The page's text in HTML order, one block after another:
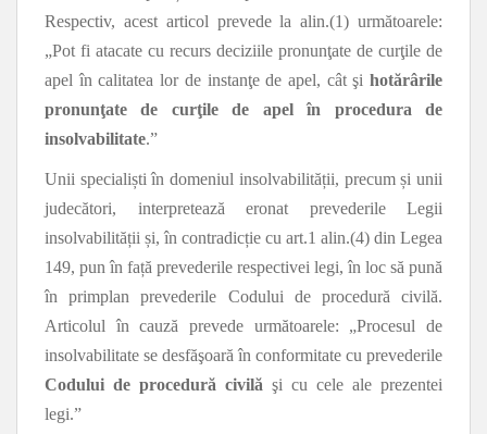
Respectiv, acest articol prevede la alin.(1) următoarele:
„Pot fi atacate cu recurs deciziile pronunţate de curţile de
apel în calitatea lor de instanţe de apel, cât şi hotărârile
pronunţate de curţile de apel în procedura de
insolvabilitate.”
Unii specialiști în domeniul insolvabilității, precum și unii
judecători, interpretează eronat prevederile Legii
insolvabilității și, în contradicție cu art.1 alin.(4) din Legea
149, pun în față prevederile respectivei legi, în loc să pună
în primplan prevederile Codului de procedură civilă.
Articolul în cauză prevede următoarele: „Procesul de
insolvabilitate se desfăşoară în conformitate cu prevederile
Codului de procedură civilă şi cu cele ale prezentei
legi.”